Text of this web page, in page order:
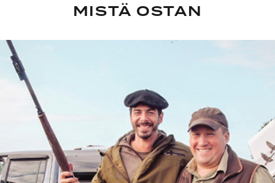
MISTÄ OSTAN